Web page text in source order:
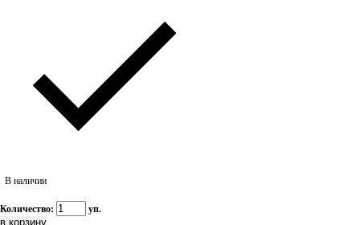
В наличии
Количество: уп.